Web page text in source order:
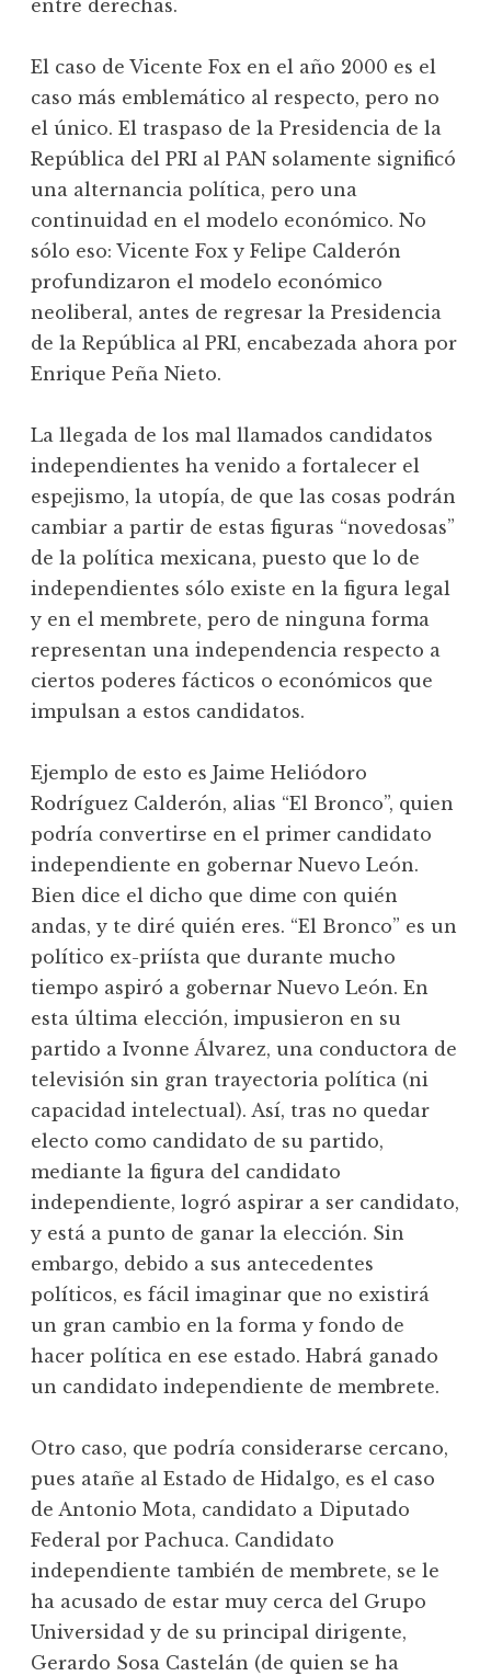
entre derechas.
El caso de Vicente Fox en el año 2000 es el
caso más emblemático al respecto, pero no
el único. El traspaso de la Presidencia de la
República del PRI al PAN solamente significó
una alternancia política, pero una
continuidad en el modelo económico. No
sólo eso: Vicente Fox y Felipe Calderón
profundizaron el modelo económico
neoliberal, antes de regresar la Presidencia
de la República al PRI, encabezada ahora por
Enrique Peña Nieto.
La llegada de los mal llamados candidatos
independientes ha venido a fortalecer el
espejismo, la utopía, de que las cosas podrán
cambiar a partir de estas figuras “novedosas”
de la política mexicana, puesto que lo de
independientes sólo existe en la figura legal
y en el membrete, pero de ninguna forma
representan una independencia respecto a
ciertos poderes fácticos o económicos que
impulsan a estos candidatos.
Ejemplo de esto es Jaime Heliódoro
Rodríguez Calderón, alias “El Bronco”, quien
podría convertirse en el primer candidato
independiente en gobernar Nuevo León.
Bien dice el dicho que dime con quién
andas, y te diré quién eres. “El Bronco” es un
político ex-priísta que durante mucho
tiempo aspiró a gobernar Nuevo León. En
esta última elección, impusieron en su
partido a Ivonne Álvarez, una conductora de
televisión sin gran trayectoria política (ni
capacidad intelectual). Así, tras no quedar
electo como candidato de su partido,
mediante la figura del candidato
independiente, logró aspirar a ser candidato,
y está a punto de ganar la elección. Sin
embargo, debido a sus antecedentes
políticos, es fácil imaginar que no existirá
un gran cambio en la forma y fondo de
hacer política en ese estado. Habrá ganado
un candidato independiente de membrete.
Otro caso, que podría considerarse cercano,
pues atañe al Estado de Hidalgo, es el caso
de Antonio Mota, candidato a Diputado
Federal por Pachuca. Candidato
independiente también de membrete, se le
ha acusado de estar muy cerca del Grupo
Universidad y de su principal dirigente,
Gerardo Sosa Castelán (de quien se ha